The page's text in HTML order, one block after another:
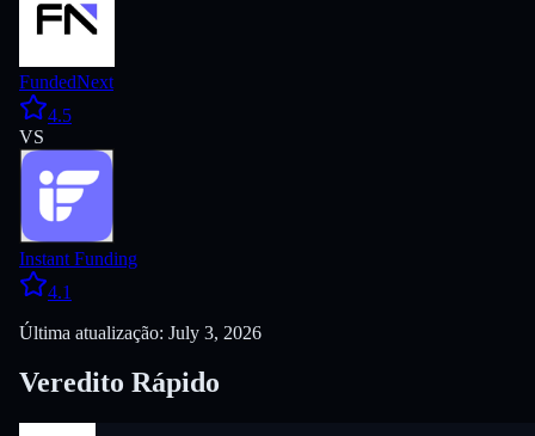
FundedNext
4.5
VS
Instant Funding
4.1
Última atualização: July 3, 2026
Veredito Rápido